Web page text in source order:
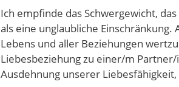
Ich empfinde das Schwergewicht,
als eine unglaubliche Einschränkung.
Lebens und aller Beziehungen
Liebesbeziehung zu einer/m
Ausdehnung unserer